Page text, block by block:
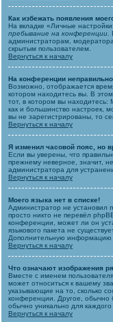
Как избежать появления
На вкладке «Личные
пребывание на конференции
администраторам,
скрытым пользователем.
Вернуться к началу
На конференции
Возможно, отображается
котором находитесь вы. В
тот, в котором вы находитесь:
как и большинство настроек,
вы не зарегистрированы, то
Вернуться к началу
Я изменил часовой пояс, но
Если вы уверены, что
прежнему неверное, значит,
администратора для
Вернуться к началу
Моего языка нет в списке!
Администратор не установил
просто никто не перевёл
конференции, может ли он
языкового пакета не
Дополнительную информацию
Вернуться к началу
Что означают изображения
Вместе с именем
может относиться к вашему
указывающие на то, сколько
конференции. Другое, обычно
обычно уникально для каждого
Вернуться к началу